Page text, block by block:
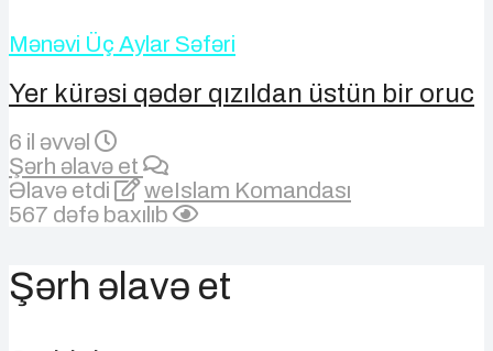
Mənəvi Üç Aylar Səfəri
Yer kürəsi qədər qızıldan üstün bir oruc
6 il əvvəl
Şərh əlavə et
Əlavə etdi
weIslam Komandası
567 dəfə baxılıb
Şərh əlavə et